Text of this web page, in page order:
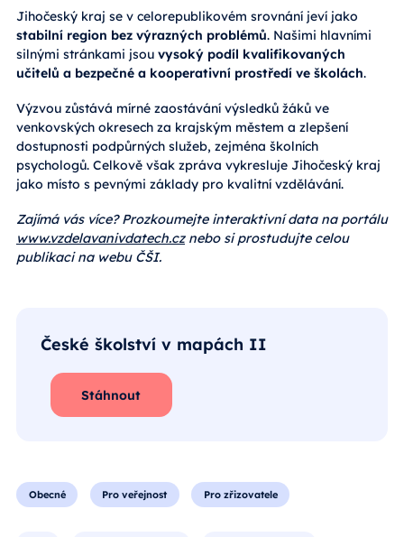
Jihočeský kraj se v celorepublikovém srovnání jeví jako
stabilní region bez výrazných problémů. Našimi hlavními
silnými stránkami jsou vysoký podíl kvalifikovaných
učitelů a bezpečné a kooperativní prostředí ve školách.
Výzvou zůstává mírné zaostávání výsledků žáků ve
venkovských okresech za krajským městem a zlepšení
dostupnosti podpůrných služeb, zejména školních
psychologů. Celkově však zpráva vykresluje Jihočeský kraj
jako místo s pevnými základy pro kvalitní vzdělávání.
Zajímá vás více? Prozkoumejte interaktivní data na portálu
www.vzdelavanivdatech.cznebo si prostudujte celou
publikaci na webu ČŠI.
České školství v mapách II
Stáhnout
Obecné Pro veřejnost Pro zřizovatele